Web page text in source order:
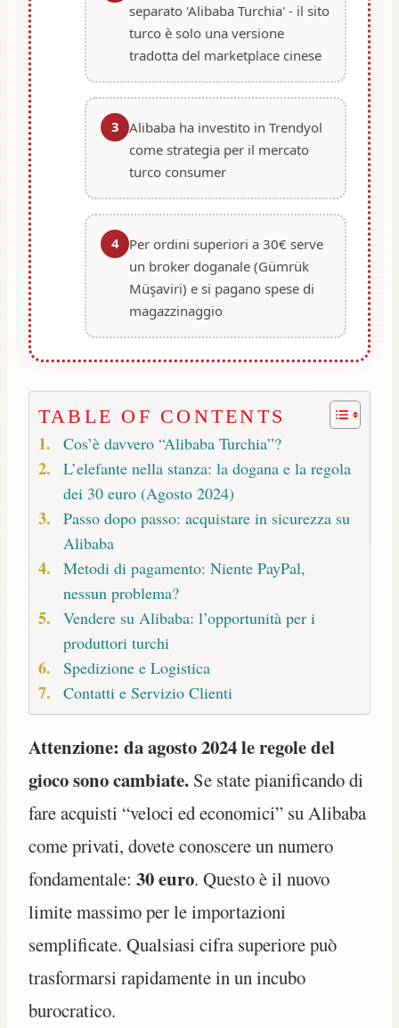
separato 'Alibaba Turchia' - il sito
turco è solo una versione
tradotta del marketplace cinese
3 Alibaba ha investito in Trendyol
come strategia per il mercato
turco consumer
4
Per ordini superiori a 30€ serve
un broker doganale (Gümrük
Müşaviri) e si pagano spese di
magazzinaggio
TABLE OF CONTENTS
Cos’è davvero “Alibaba Turchia”?
L’elefante nella stanza: la dogana e la regola
dei 30 euro (Agosto 2024)
Passo dopo passo: acquistare in sicurezza su
Alibaba
Metodi di pagamento: Niente PayPal,
nessun problema?
Vendere su Alibaba: l’opportunità per i
produttori turchi
Spedizione e Logistica
Contatti e Servizio Clienti
Attenzione: da agosto 2024 le regole del
gioco sono cambiate. Se state pianificando di
fare acquisti “veloci ed economici” su Alibaba
come privati, dovete conoscere un numero
fondamentale: 30 euro. Questo è il nuovo
limite massimo per le importazioni
semplificate. Qualsiasi cifra superiore può
trasformarsi rapidamente in un incubo
burocratico.